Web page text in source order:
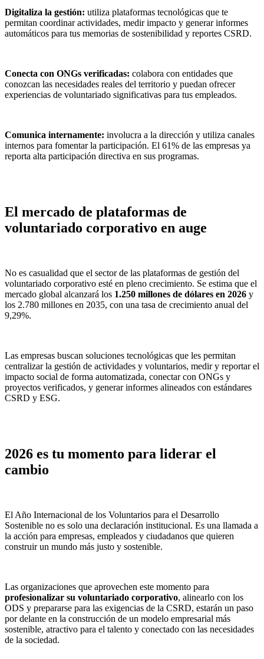
Digitaliza la gestión: utiliza plataformas tecnológicas que te
permitan coordinar actividades, medir impacto y generar informes
automáticos para tus memorias de sostenibilidad y reportes CSRD.
Conecta con ONGs verificadas: colabora con entidades que
conozcan las necesidades reales del territorio y puedan ofrecer
experiencias de voluntariado significativas para tus empleados.
Comunica internamente: involucra a la dirección y utiliza canales
internos para fomentar la participación. El 61% de las empresas ya
reporta alta participación directiva en sus programas.
El mercado de plataformas de
voluntariado corporativo en auge
No es casualidad que el sector de las plataformas de gestión del
voluntariado corporativo esté en pleno crecimiento. Se estima que el
mercado global alcanzará los 1.250 millones de dólares en 2026 y
los 2.780 millones en 2035, con una tasa de crecimiento anual del
9,29%.
Las empresas buscan soluciones tecnológicas que les permitan
centralizar la gestión de actividades y voluntarios, medir y reportar el
impacto social de forma automatizada, conectar con ONGs y
proyectos verificados, y generar informes alineados con estándares
CSRD y ESG.
2026 es tu momento para liderar el
cambio
El Año Internacional de los Voluntarios para el Desarrollo
Sostenible no es solo una declaración institucional. Es una llamada a
la acción para empresas, empleados y ciudadanos que quieren
construir un mundo más justo y sostenible.
Las organizaciones que aprovechen este momento para
profesionalizar su voluntariado corporativo, alinearlo con los
ODS y prepararse para las exigencias de la CSRD, estarán un paso
por delante en la construcción de un modelo empresarial más
sostenible, atractivo para el talento y conectado con las necesidades
de la sociedad.